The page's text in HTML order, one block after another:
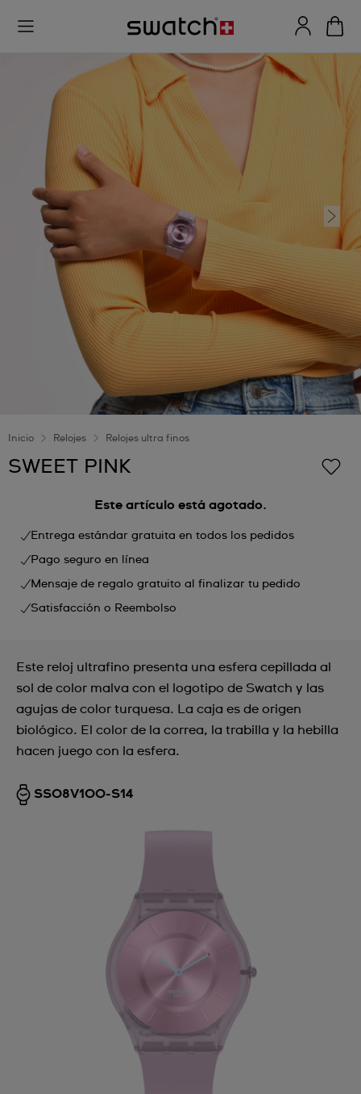
Inicio Relojes Relojes ultra finos
SWEET PINK
Este artículo está agotado.
Entrega estándar gratuita en todos los pedidos
Pago seguro en línea
Mensaje de regalo gratuito al finalizar tu pedido
Satisfacción o Reembolso
Este reloj ultrafino presenta una esfera cepillada al
sol de color malva con el logotipo de Swatch y las
agujas de color turquesa. La caja es de origen
biológico. El color de la correa, la trabilla y la hebilla
hacen juego con la esfera.
SS08V100-S14